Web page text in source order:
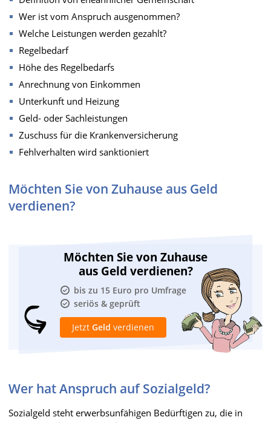
Wer ist vom Anspruch ausgenommen?
Welche Leistungen werden gezahlt?
Regelbedarf
Höhe des Regelbedarfs
Anrechnung von Einkommen
Unterkunft und Heizung
Geld- oder Sachleistungen
Zuschuss für die Krankenversicherung
Fehlverhalten wird sanktioniert
Möchten Sie von Zuhause aus Geld
verdienen?
Möchten Sie von Zuhause
aus Geld verdienen?
bis zu 15 Euro pro Umfrage
seriös & geprüft
Jetzt Geld verdienen
Wer hat Anspruch auf Sozialgeld?
Sozialgeld steht erwerbsunfähigen Bedürftigen zu, die in